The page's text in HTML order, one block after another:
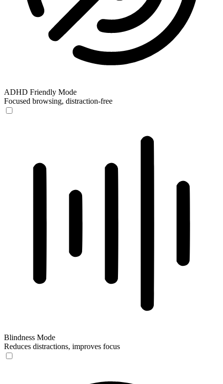
ADHD Friendly Mode
Focused browsing, distraction-free
Blindness Mode
Reduces distractions, improves focus